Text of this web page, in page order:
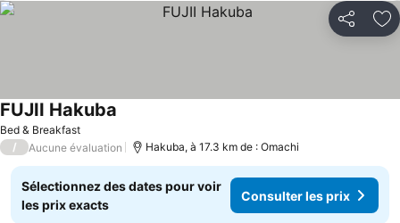
Partager
Bed & Breakfast
FUJII Hakuba
/ Aucune évaluation Hakuba, à 17.3 km de : Omachi
Sélectionnez des dates pour voir
les prix exacts
Consulter les prix